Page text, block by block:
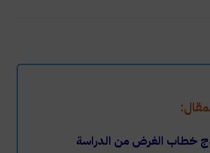
خطاب الغرض من الدراسة